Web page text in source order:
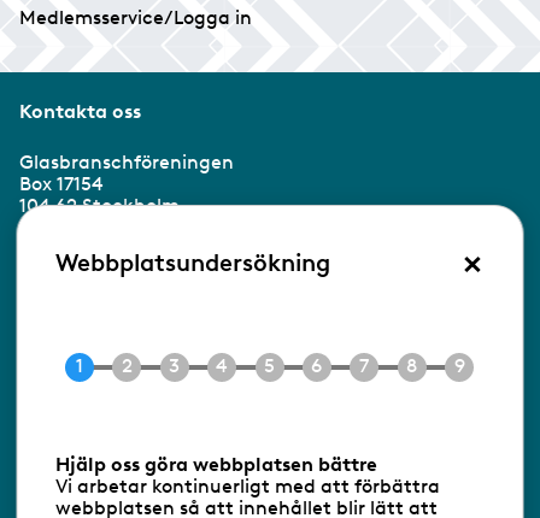
Medlemsservice/Logga in
Kontakta oss
Glasbranschföreningen
Box 17154
104 62 Stockholm
Besöksadress:
Ringvägen 100
E-post info@gbf.se
Följ oss via RSS
Webbplatsundersökning ×
Hjälp oss göra webbplatsen bättre
Vi arbetar kontinuerligt med att förbättra
webbplatsen så att innehållet blir lätt att